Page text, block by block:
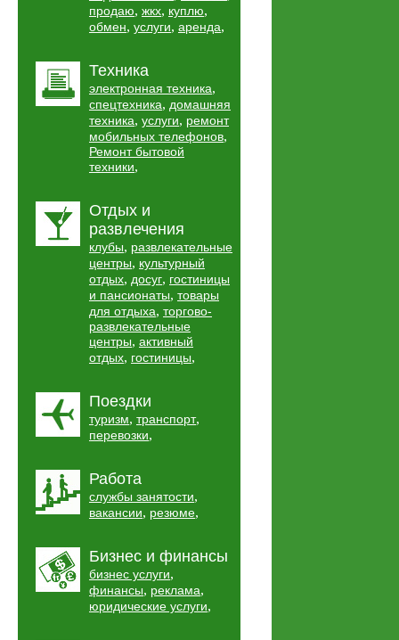
продаю, жкх, куплю,
обмен, услуги, аренда,
Техника
электронная техника,
спецтехника, домашняя
техника, услуги, ремонт
мобильных телефонов,
Ремонт бытовой
техники,
Отдых и
развлечения
клубы, развлекательные
центры, культурный
отдых, досуг, гостиницы
и пансионаты, товары
для отдыха, торгово-
развлекательные
центры, активный
отдых, гостиницы,
Поездки
туризм, транспорт,
перевозки,
Работа
службы занятости,
вакансии, резюме,
Бизнес и финансы
бизнес услуги,
финансы, реклама,
юридические услуги,